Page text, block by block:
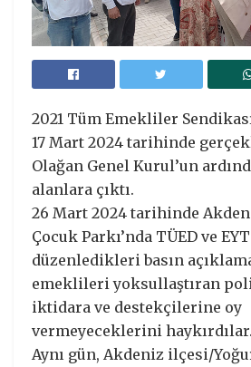
2021 Tüm Emekliler
17 Mart 2024 tarihinde
Olağan Genel Kurul’un
alanlara çıktı.
26 Mart 2024 tarihinde
Çocuk Parkı’nda TÜED ve
düzenledikleri basın
emeklileri yoksullaştıran
iktidara ve destekçilerine oy
vermeyeceklerini haykırdılar.
Aynı gün, Akdeniz ilçesi/